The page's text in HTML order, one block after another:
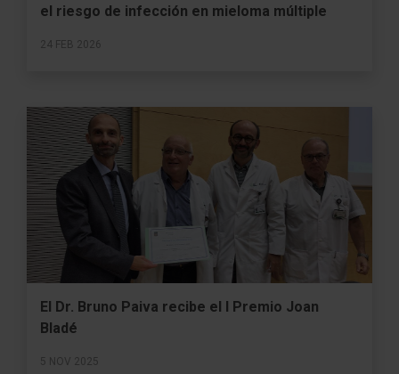
el riesgo de infección en mieloma múltiple
24 FEB 2026
El Dr. Bruno Paiva recibe el I Premio Joan
Bladé
5 NOV 2025